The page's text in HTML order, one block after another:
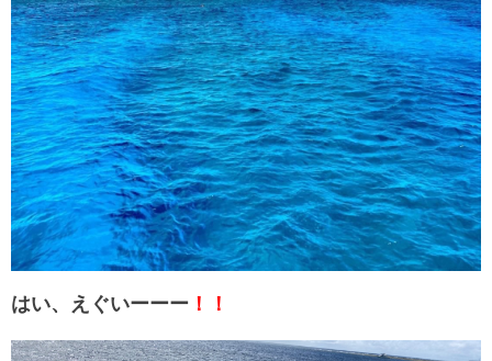
はい、えぐいーーー ！！